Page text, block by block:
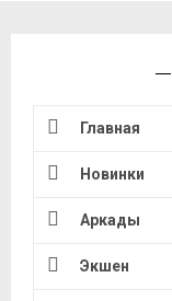
Главная
Новинки
Аркады
Экшен